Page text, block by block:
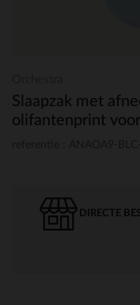
Slaapzak met
olifantenprint
DIRECTE